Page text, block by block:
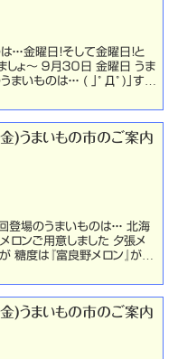
・金曜日！そして金曜日！と
しょ～ ９月３０日 金曜日 うま
いものは・・・ ( ｣ﾟДﾟ)｣すも
金)うまいもの市のご案内
場のうまいものは・・・ 北海
ロンご用意しました 夕張メ
糖度は『富良野メロン』が高
)うまいもの市のご案内